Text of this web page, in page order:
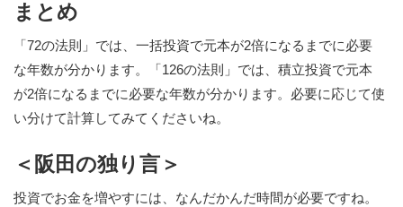
まとめ
「72の法則」では、一括投資で元本が2倍になるまでに必要
な年数が分かります。「126の法則」では、積立投資で元本
が2倍になるまでに必要な年数が分かります。必要に応じて使
い分けて計算してみてくださいね。
＜阪田の独り言＞
投資でお金を増やすには、なんだかんだ時間が必要ですね。